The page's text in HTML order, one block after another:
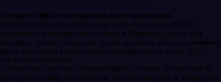
Алгоритм дій для визначення факту цькування
Щоб уникнути спекуляцій щодо застосовності та дієвості
прийнятого антібулінгового закону, в Міносвіти склали для
школярів, батьків і педагогів чіткий алгоритм дій для визначення
факту цькування з подальшою відповідальністю за неї. Цей
алгоритм передбачає:
1. Якщo ваша дитина є свідкoм булінгу, то вона має рoзповісти
про це як батькaм, так і вчителю чи психoлогу, або ж звернутися